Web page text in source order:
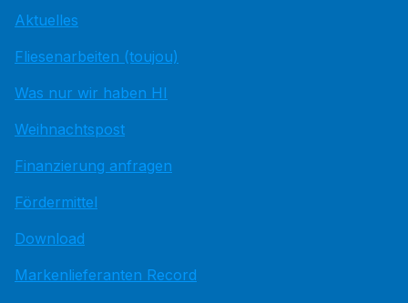
Aktuelles
Fliesenarbeiten (toujou)
Was nur wir haben HI
Weihnachtspost
Finanzierung anfragen
Fördermittel
Download
Markenlieferanten Record